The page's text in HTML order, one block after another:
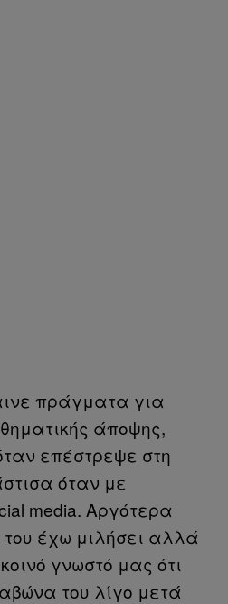
πράγματα για
άποψης,
επέστρεψε στη
όταν με
media. Αργότερα
έχω μιλήσει αλλά
γνωστό μας ότι
του λίγο μετά